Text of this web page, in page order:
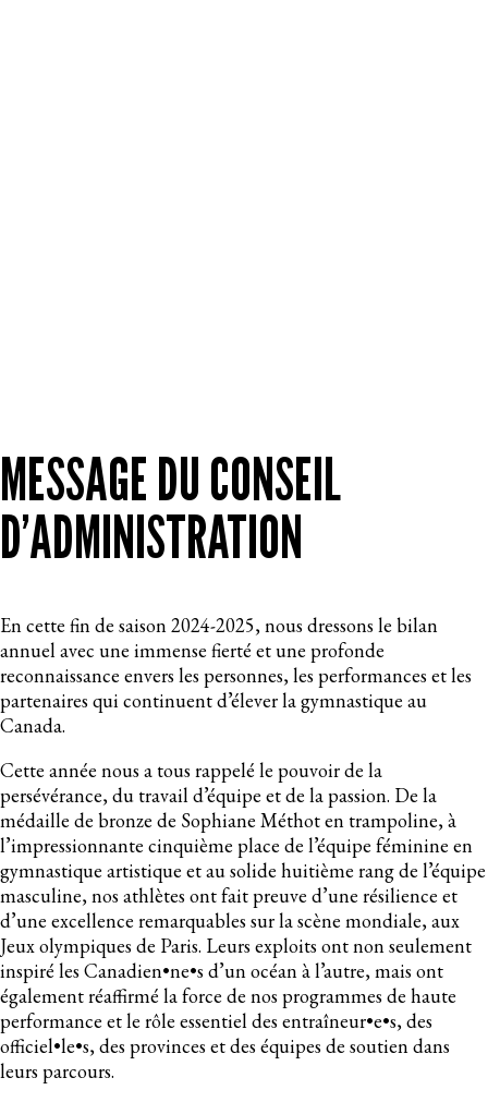
MESSAGE DU CONSEIL
D’ADMINISTRATION
En cette fin de saison 2024-2025, nous dressons le bilan
annuel avec une immense fierté et une profonde
reconnaissance envers les personnes, les performances et les
partenaires qui continuent d’élever la gymnastique au
Canada.
Cette année nous a tous rappelé le pouvoir de la
persévérance, du travail d’équipe et de la passion. De la
médaille de bronze de Sophiane Méthot en trampoline, à
l’impressionnante cinquième place de l’équipe féminine en
gymnastique artistique et au solide huitième rang de l’équipe
masculine, nos athlètes ont fait preuve d’une résilience et
d’une excellence remarquables sur la scène mondiale, aux
Jeux olympiques de Paris. Leurs exploits ont non seulement
inspiré les Canadien•ne•s d’un océan à l’autre, mais ont
également réaffirmé la force de nos programmes de haute
performance et le rôle essentiel des entraîneur•e•s, des
officiel•le•s, des provinces et des équipes de soutien dans
leurs parcours.